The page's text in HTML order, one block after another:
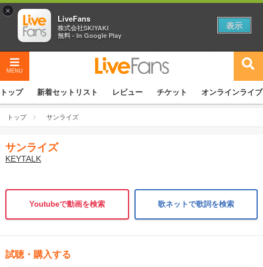
MENU
トップ 新着セットリスト レビュー チケット オンラインライブ
トップ サンライズ
サンライズ
KEYTALK
Youtubeで動画を検索 歌ネットで歌詞を検索
試聴・購入する
×
LiveFans
株式会社SKIYAKI
無料 - In Google Play
表示